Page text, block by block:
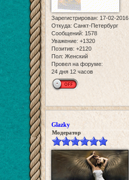
Зарегистрирован: 17-02-2016
Откуда: Санкт-Петербург
Сообщений: 1578
Уважение: +1320
Позитив: +2120
Пол: Женский
Провел на форуме:
24 дня 12 часов
Glazky
Модератор